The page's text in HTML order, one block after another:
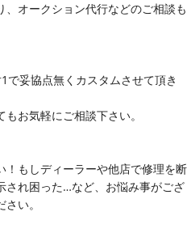
オークション代行などのご相談も
で妥協点無くカスタムさせて頂き
お気軽にご相談下さい。
！もしディーラーや他店で修理を断
され困った…など、お悩み事がござ
い。